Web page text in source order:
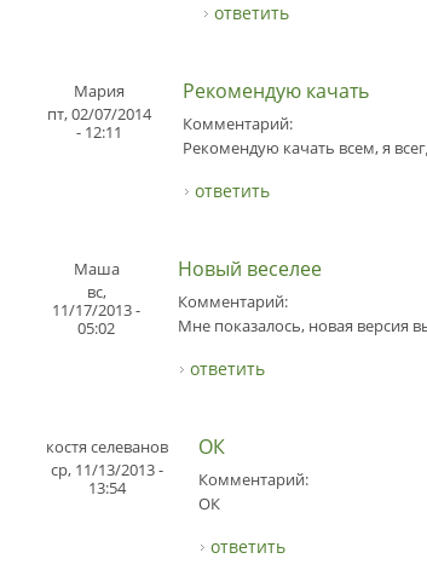
ответить
Мария
пт, 02/07/2014
- 12:11
Рекомендую качать
Комментарий:
Рекомендую качать всем, я
ответить
Маша
вс,
11/17/2013 -
05:02
Новый веселее
Комментарий:
Мне показалось, новая версия
ответить
костя селеванов
ср, 11/13/2013 -
13:54
ОК
Комментарий:
ОК
ответить